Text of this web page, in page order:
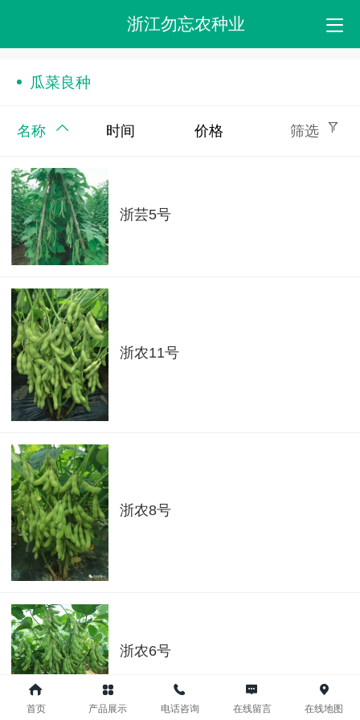
浙江勿忘农种业
瓜菜良种
名称 时间 价格 筛选
浙芸5号
浙农11号
浙农8号
浙农6号​
首页 产品展示 电话咨询 在线留言 在线地图